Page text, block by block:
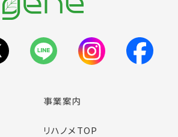
事業案内
リハノメTOP